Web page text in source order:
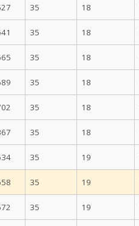
35 18
35 18
35 18
35 18
35 18
35 18
35 19
35 19
35 19